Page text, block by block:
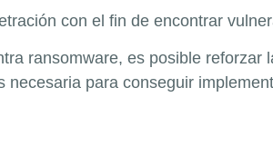
con el fin de encontrar
ransomware, es posible reforzar
para conseguir